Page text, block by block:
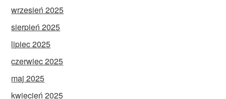
wrzesień 2025
sierpień 2025
lipiec 2025
czerwiec 2025
maj 2025
kwiecień 2025